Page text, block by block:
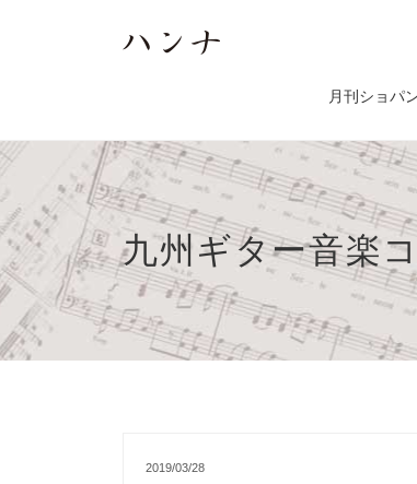
月刊ショパ
九州ギター音楽
2019/03/28